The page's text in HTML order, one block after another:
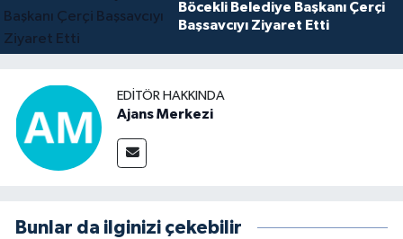
Böcekli Belediye Başkanı Çerçi
Başsavcıyı Ziyaret Etti
EDITÖR HAKKINDA
Ajans Merkezi
Bunlar da ilginizi çekebilir